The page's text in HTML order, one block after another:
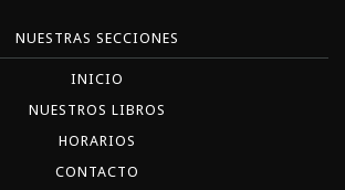
NUESTRAS SECCIONES
INICIO
NUESTROS LIBROS
HORARIOS
CONTACTO